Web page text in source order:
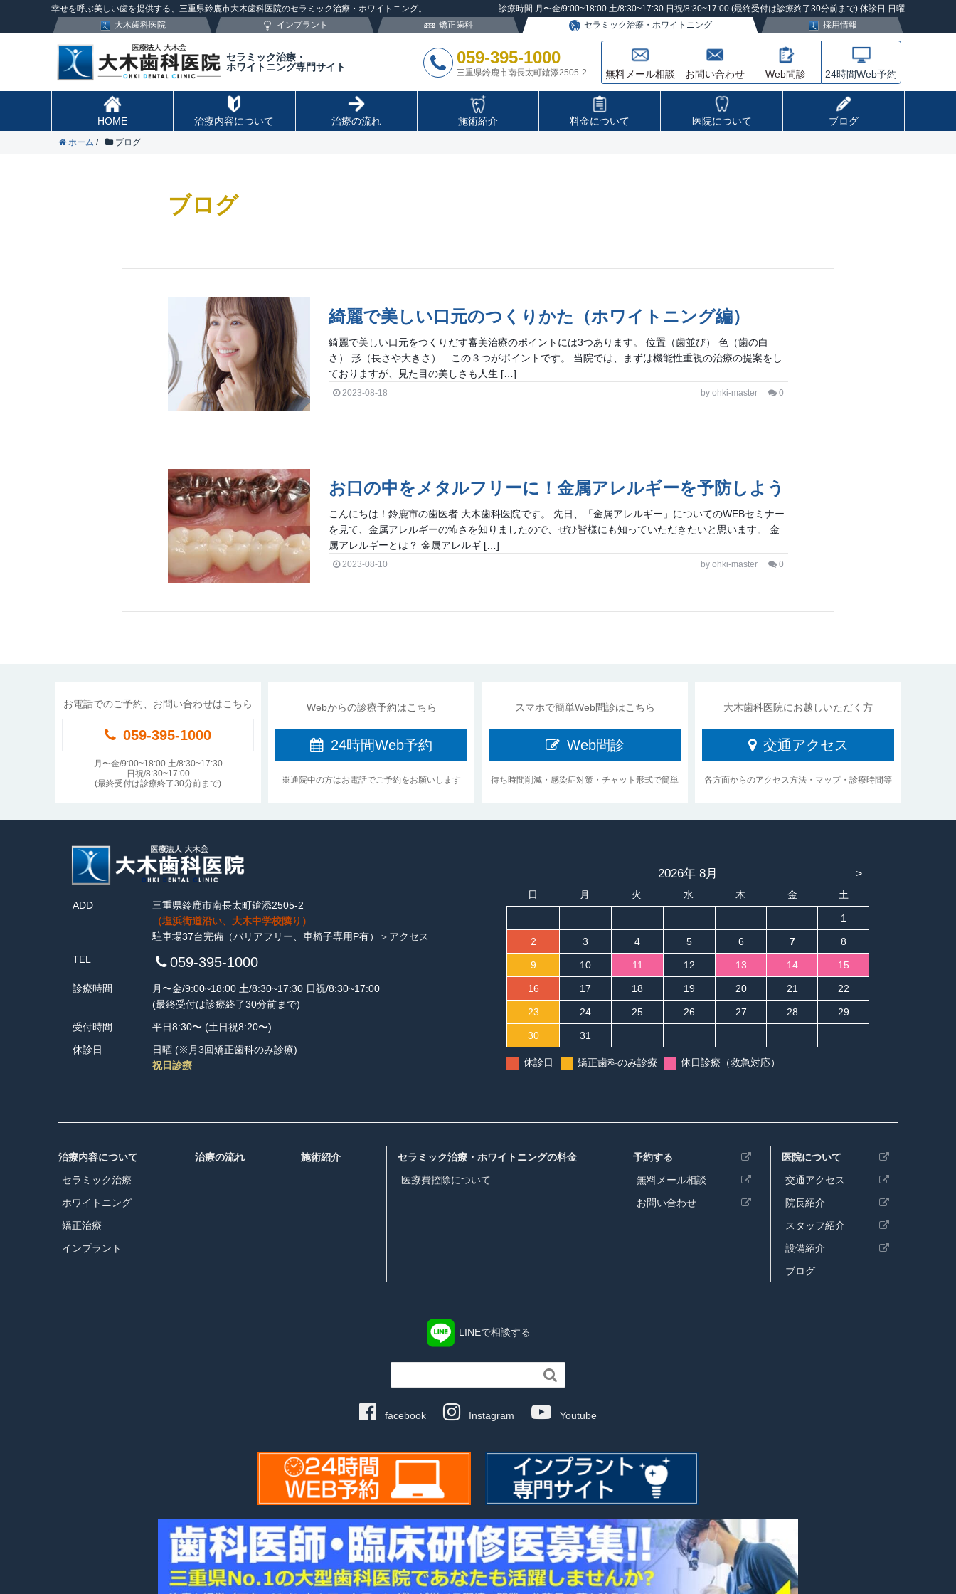
幸せを呼ぶ美しい歯を提供する、三重県鈴鹿市大木歯科医院のセラミック治療・ホワイトニング。
診療時間 月〜金/9:00~18:00 土/8:30~17:30 日祝/8:30~17:00 (最終受付は診療終了30分前まで) 休診日 日曜
大木歯科医院
インプラント 矯正歯科 セラミック治療・ホワイトニング 採用情報
セラミック治療・
ホワイトニング専門サイト
059-395-1000
三重県鈴鹿市南長太町鎗添2505-2 無料メール相談 お問い合わせ Web問診 24時間Web予約
HOME 治療内容について 治療の流れ 施術紹介 料金について 医院について ブログ
ホーム / ブログ
ブログ
綺麗で美しい口元のつくりかた（ホワイトニング編）
綺麗で美しい口元をつくりだす審美治療のポイントには3つあります。 位置（歯並び） 色（歯の白
さ） 形（長さや大きさ） この３つがポイントです。 当院では、まずは機能性重視の治療の提案をし
ておりますが、見た目の美しさも人生 […]
2023-08-18 by ohki-master 0
お口の中をメタルフリーに！金属アレルギーを予防しよう
こんにちは！鈴鹿市の歯医者 大木歯科医院です。 先日、「金属アレルギー」についてのWEBセミナー
を見て、金属アレルギーの怖さを知りましたので、ぜひ皆様にも知っていただきたいと思います。 金
属アレルギーとは？ 金属アレルギ […]
2023-08-10 by ohki-master 0
お電話でのご予約、お問い合わせはこちら
059-395-1000
月〜金/9:00~18:00 土/8:30~17:30
日祝/8:30~17:00
(最終受付は診療終了30分前まで)
Webからの診療予約はこちら
24時間Web予約
※通院中の方はお電話でご予約をお願いします
スマホで簡単Web問診はこちら
Web問診
待ち時間削減・感染症対策・チャット形式で簡単
大木歯科医院にお越しいただく方
交通アクセス
各方面からのアクセス方法・マップ・診療時間等
ADD
三重県鈴鹿市南長太町鎗添2505-2
（塩浜街道沿い、大木中学校隣り）
駐車場37台完備（バリアフリー、車椅子専用P有）
＞アクセス
TEL
059-395-1000
診療時間
月〜金/9:00~18:00 土/8:30~17:30 日祝/8:30~17:00
(最終受付は診療終了30分前まで)
受付時間
平日8:30〜 (土日祝8:20〜)
休診日
日曜 (※月3回矯正歯科のみ診療)
祝日診療
>
2026年 8月
日 月 火 水 木 金 土
1
2 3 4 5 6 7 8
9 10 11 12 13 14 15
16 17 18 19 20 21 22
23 24 25 26 27 28 29
30 31
休診日 矯正歯科のみ診療 休日診療（救急対応）
治療内容について
セラミック治療
ホワイトニング
矯正治療
インプラント
治療の流れ 施術紹介
セラミック治療・ホワイトニングの料金
医療費控除について
予約する
無料メール相談
お問い合わせ
医院について
交通アクセス
院長紹介
スタッフ紹介
設備紹介
ブログ
LINEで相談する

facebook Instagram Youtube